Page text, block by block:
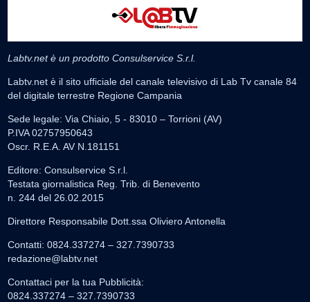
Labtv.net è un prodotto Consulservice S.r.l.
Labtv.net è il sito ufficiale del canale televisivo di Lab Tv canale 84
del digitale terrestre Regione Campania
Sede legale: Via Chiaio, 5 - 83010 – Torrioni (AV)
P.IVA 02757950643
Oscr. R.E.A. AV N.181151
Editore: Consulservice S.r.l.
Testata giornalistica Reg. Trib. di Benevento
n. 244 del 26.02.2015
Direttore Responsabile Dott.ssa Oliviero Antonella
Contatti: 0824.337274 – 327.7390733
redazione@labtv.net
Contattaci per la tua Pubblicità:
0824.337274 – 327.7390733